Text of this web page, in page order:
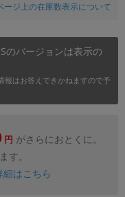
ージ上の在庫数表示について
のバージョンは表示の
報はお答えできかねますので予
円 がさらにおとくに。
す。
はこちら